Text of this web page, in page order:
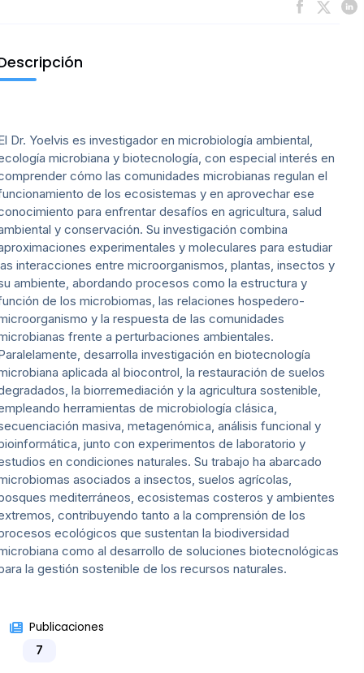
Dr. Yoelvis es investigador en microbiología ambiental,
microbiana y biotecnología, con especial interés en
cómo las comunidades microbianas regulan el
de los ecosistemas y en aprovechar ese
para enfrentar desafíos en agricultura, salud
y conservación. Su investigación combina
experimentales y moleculares para estudiar
interacciones entre microorganismos, plantas, insectos y
ambiente, abordando procesos como la estructura y
de los microbiomas, las relaciones hospedero-
y la respuesta de las comunidades
frente a perturbaciones ambientales.
desarrolla investigación en biotecnología
aplicada al biocontrol, la restauración de suelos
la biorremediación y la agricultura sostenible,
herramientas de microbiología clásica,
masiva, metagenómica, análisis funcional y
junto con experimentos de laboratorio y
en condiciones naturales. Su trabajo ha abarcado
asociados a insectos, suelos agrícolas,
mediterráneos, ecosistemas costeros y ambientes
contribuyendo tanto a la comprensión de los
ecológicos que sustentan la biodiversidad
como al desarrollo de soluciones biotecnológicas
la gestión sostenible de los recursos naturales.
Publicaciones
7